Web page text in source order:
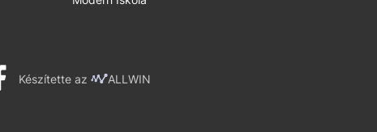
Készítette az ALLWIN